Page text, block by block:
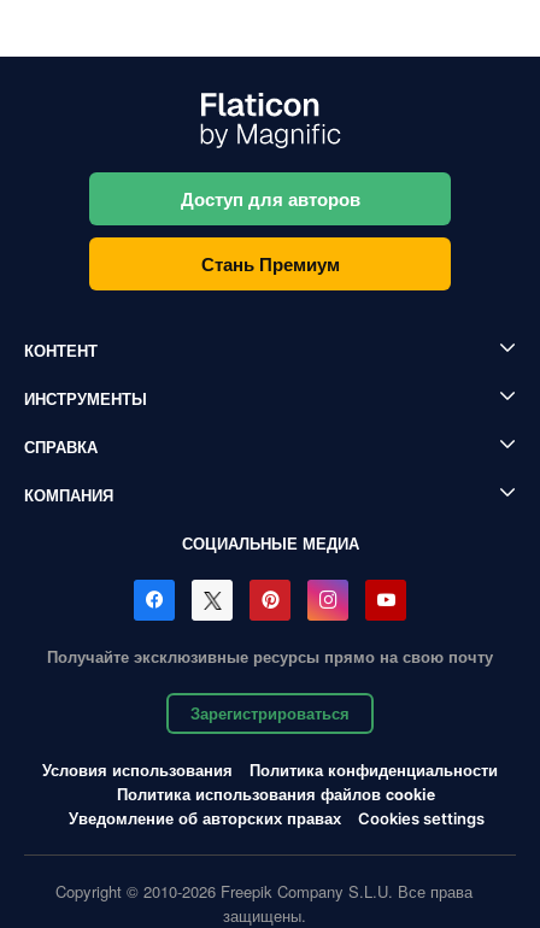
Доступ для авторов
Стань Премиум
КОНТЕНТ
ИНСТРУМЕНТЫ
СПРАВКА
КОМПАНИЯ
СОЦИАЛЬНЫЕ МЕДИА
Получайте эксклюзивные ресурсы прямо на свою почту
Зарегистрироваться
Условия использования
Политика конфиденциальности
Политика использования файлов cookie
Уведомление об авторских правах
Cookies settings
Copyright © 2010-2026 Freepik Company S.L.U. Все права
защищены.